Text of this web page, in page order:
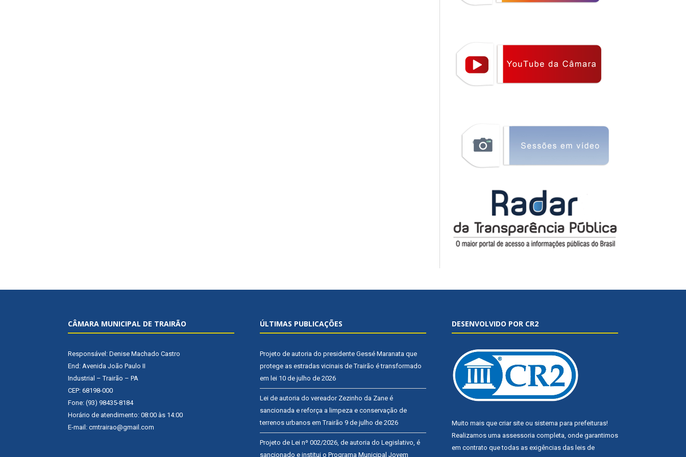
CÂMARA MUNICIPAL DE TRAIRÃO
Responsável: Denise Machado Castro
End: Avenida João Paulo II
Industrial – Trairão – PA
CEP: 68198-000
Fone: (93) 98435-8184
Horário de atendimento: 08:00 às 14:00
E-mail: cmtrairao@gmail.com
ÚLTIMAS PUBLICAÇÕES
Projeto de autoria do presidente Gessé Maranata que
protege as estradas vicinais de Trairão é transformado
em lei 10 de julho de 2026
Lei de autoria do vereador Zezinho da Zane é
sancionada e reforça a limpeza e conservação de
terrenos urbanos em Trairão 9 de julho de 2026
Projeto de Lei nº 002/2026, de autoria do Legislativo, é
sancionado e institui o Programa Municipal Jovem
DESENVOLVIDO POR CR2
Muito mais que criar site ou sistema para prefeituras!
Realizamos uma assessoria completa, onde garantimos
em contrato que todas as exigências das leis de